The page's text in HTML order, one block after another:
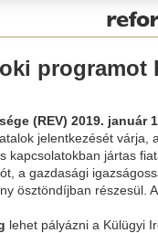
programot
(REV) 2019.
jelentkezését
kapcsolatokban jártas
a gazdasági
ösztöndíjban részesül.
lehet pályázni a Külügyi